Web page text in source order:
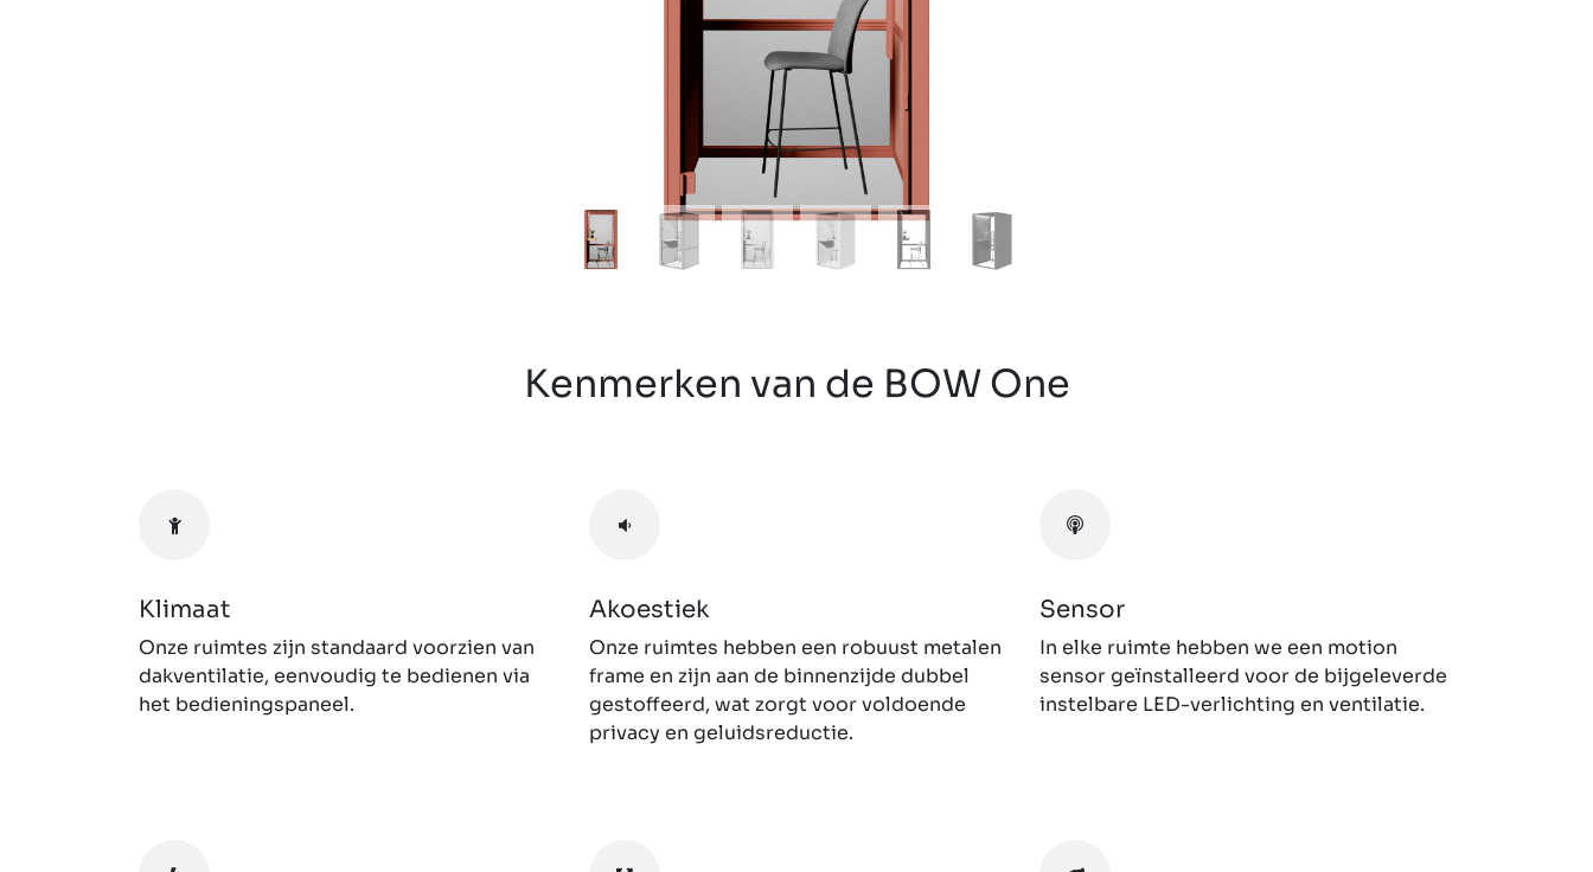
Kenmerken van de BOW One
Klimaat
Onze ruimtes zijn standaard voorzien van
dakventilatie, eenvoudig te bedienen via
het bedieningspaneel.
Akoestiek
Onze ruimtes hebben een robuust metalen
frame en zijn aan de binnenzijde dubbel
gestoffeerd, wat zorgt voor voldoende
privacy en geluidsreductie.
Sensor
In elke ruimte hebben we een motion
sensor geïnstalleerd voor de bijgeleverde
instelbare LED-verlichting en ventilatie.